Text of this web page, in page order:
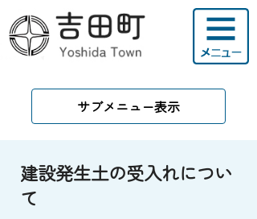
サブメニュー表示
建設発生土の受入れについ
て